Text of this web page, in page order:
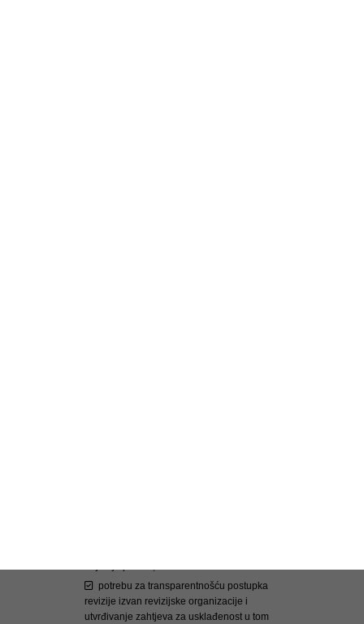
potrebu za transparentnošću postupka
revizije izvan revizijske organizacije i
utvrđivanje zahtjeva za usklađenost u tom